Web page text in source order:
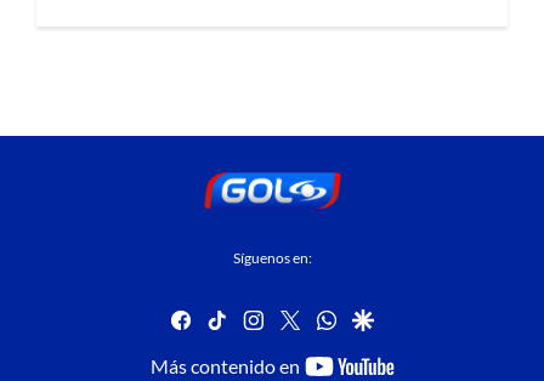
Síguenos en:
facebook
tiktok instagram
twitterwhatsapp
google
Más contenido en
youtube-